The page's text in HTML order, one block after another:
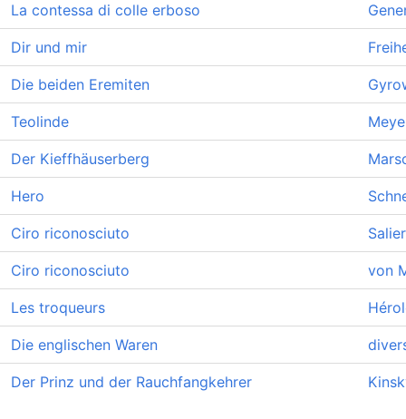
La contessa di colle erboso
Dir und mir
Die beiden Eremiten
Teolinde
Der Kieffhäuserberg
Hero
Ciro riconosciuto
Ciro riconosciuto von
Les troqueurs
Die englischen Waren
Der Prinz und der Rauchfangkehrer